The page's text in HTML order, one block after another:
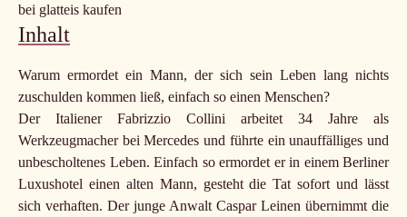
bei glatteis kaufen
Inhalt
Warum ermordet ein Mann, der sich sein Leben lang nichts
zuschulden kommen ließ, einfach so einen Menschen?
Der Italiener Fabrizzio Collini arbeitet 34 Jahre als
Werkzeugmacher bei Mercedes und führte ein unauffälliges und
unbescholtenes Leben. Einfach so ermordet er in einem Berliner
Luxushotel einen alten Mann, gesteht die Tat sofort und lässt
sich verhaften. Der junge Anwalt Caspar Leinen übernimmt die